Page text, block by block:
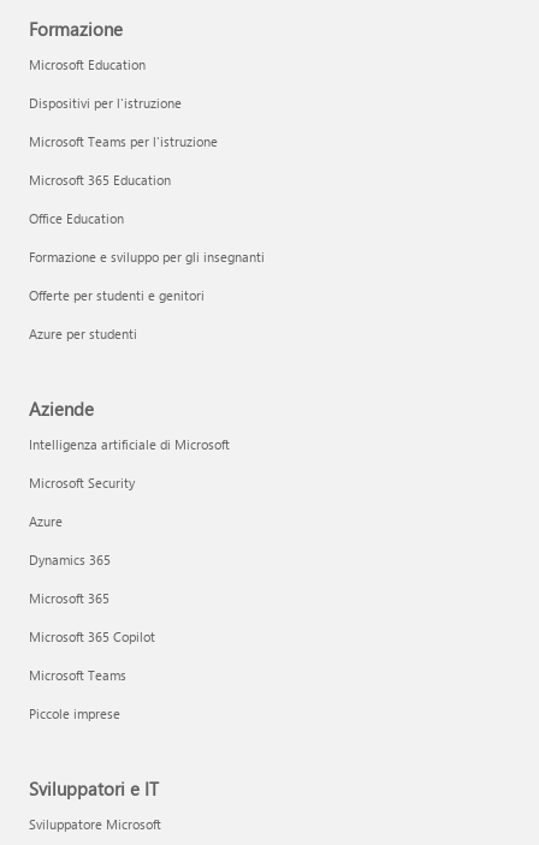
Formazione
Microsoft Education
Dispositivi per l'istruzione
Microsoft Teams per l'istruzione
Microsoft 365 Education
Office Education
Formazione e sviluppo per gli insegnanti
Offerte per studenti e genitori
Azure per studenti
Aziende
Intelligenza artificiale di Microsoft
Microsoft Security
Azure
Dynamics 365
Microsoft 365
Microsoft 365 Copilot
Microsoft Teams
Piccole imprese
Sviluppatori e IT
Sviluppatore Microsoft